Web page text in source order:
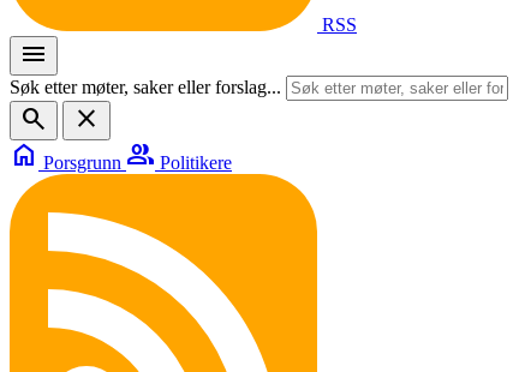
RSS
menu
Søk etter møter, saker eller forslag...
search
close
home Porsgrunn group Politikere